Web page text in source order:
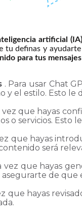
artificial (IA)
tu definas y
para tus
. Para usar Chat
y el estilo. Esto
que hayas
o servicios. Esto
que hayas
será
vez que hayas
asegurarte de
que hayas